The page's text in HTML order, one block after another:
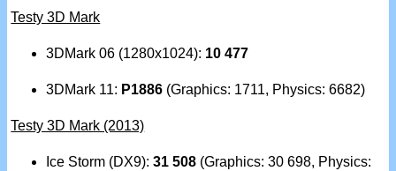
Testy 3D Mark
3DMark 06 (1280x1024): 10 477
3DMark 11: P1886 (Graphics: 1711, Physics: 6682)
Testy 3D Mark (2013)
Ice Storm (DX9):31 508 (Graphics: 30 698, Physics: